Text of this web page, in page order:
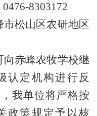
0476-8303172
松山区农研地区
赤峰农牧学校继
认定机构进行反
我单位将严格按
政策规定予以核